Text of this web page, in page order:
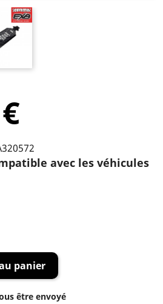
avec les véhicules
panier
être envoyé